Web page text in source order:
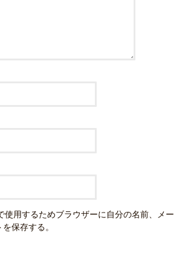
使用するためブラウザーに自分の名前、メー
保存する。